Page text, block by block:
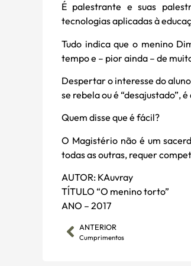
É palestrante e suas
tecnologias aplicadas à
Tudo indica que o menino
tempo e – pior ainda – de
Despertar o interesse do
se rebela ou é “desajustado”,
Quem disse que é fácil?
O Magistério não é um
todas as outras, requer
AUTOR: KAuvray
TÍTULO “O menino torto”
ANO – 2017
ANTERIOR
Cumprimentos